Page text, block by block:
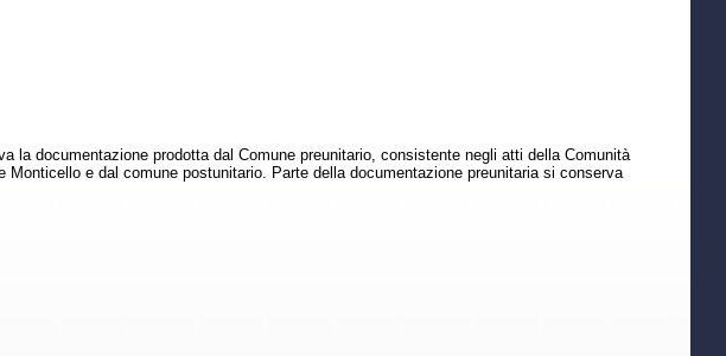
la documentazione prodotta dal Comune preunitario, consistente negli atti della Comunità
e dal comune postunitario. Parte della documentazione preunitaria si conserva